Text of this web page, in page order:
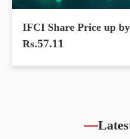
IFCI Share Price up
Rs.57.11